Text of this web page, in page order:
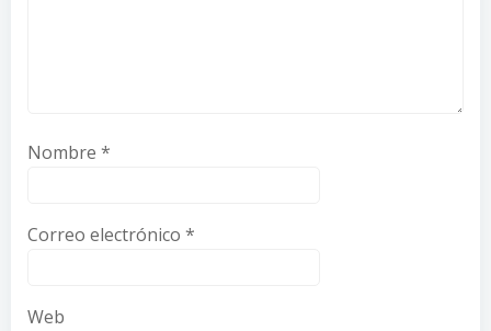
Nombre *
Correo electrónico *
Web